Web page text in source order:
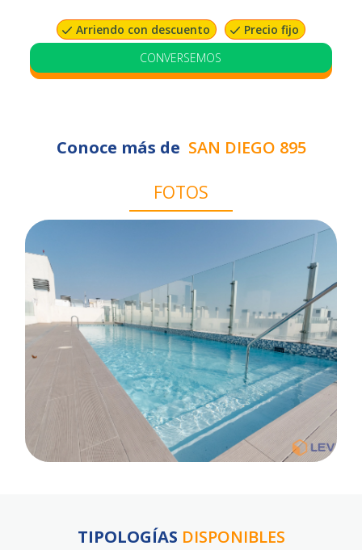
Arriendo con descuento
Precio fijo
Garantía en cuotas
Opción sin aval
VER UNIDADES
CONVERSEMOS
Conoce más de SAN DIEGO 895
FOTOS
TIPOLOGÍAS DISPONIBLES